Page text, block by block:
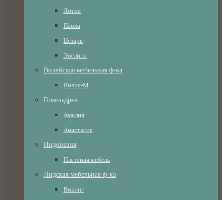
Лотос
Паола
Цезарь
Эвелина
Вилейская мебельная ф-ка
Вилия-М
Гомельдрев
Амелия
Анастасия
Индонезия
Плетёная мебель
Лидская мебельная ф-ка
Викинг